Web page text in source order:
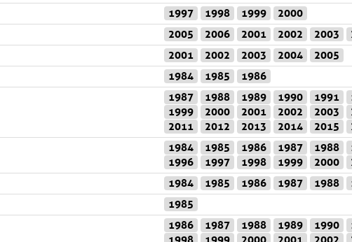
1997 1998 1999
2000
2005 2006 2001 2002 2003
2001 2002 2003 2004
2005
1984 1985
1986
1987 1988 1989 1990 1991
1999
2000 2001 2002 2003
2011
2012 2013 2014 2015
1984 1985 1986 1987 1988
1996
1997 1998 1999 2000
1984 1985 1986 1987 1988
1985
1986 1987 1988 1989 1990